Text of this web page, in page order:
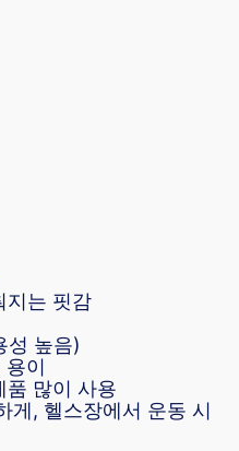
지는 핏감
성 높음)
용이
품 많이 사용
게, 헬스장에서 운동 시